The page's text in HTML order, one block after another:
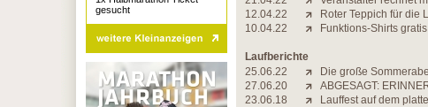
12.04.22
Roter Teppich für die
10.04.22
Funktions-Shirts
Laufberichte
25.06.22
Die große
27.06.20
ABGESAGT:
23.06.18
Lauffest auf dem
gesucht